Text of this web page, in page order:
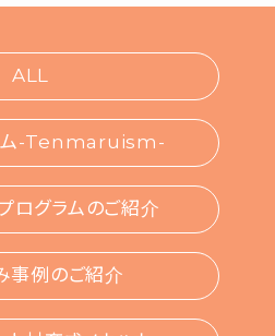
ALL
ム-Tenmaruism-
グラムのご紹介
事例のご紹介